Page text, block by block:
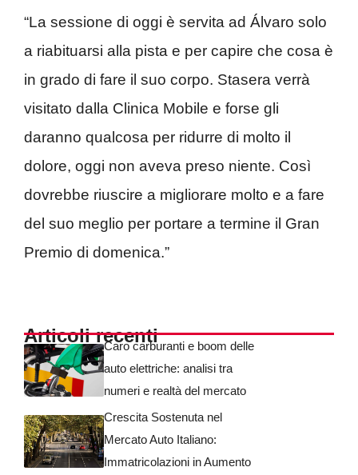
“La sessione di oggi è servita ad Álvaro solo
a riabituarsi alla pista e per capire che cosa è
in grado di fare il suo corpo. Stasera verrà
visitato dalla Clinica Mobile e forse gli
daranno qualcosa per ridurre di molto il
dolore, oggi non aveva preso niente. Così
dovrebbe riuscire a migliorare molto e a fare
del suo meglio per portare a termine il Gran
Premio di domenica.”
Articoli recentiCaro carburanti e boom delle
auto elettriche: analisi tra
numeri e realtà del mercato
Crescita Sostenuta nel
Mercato Auto Italiano:
Immatricolazioni in Aumento